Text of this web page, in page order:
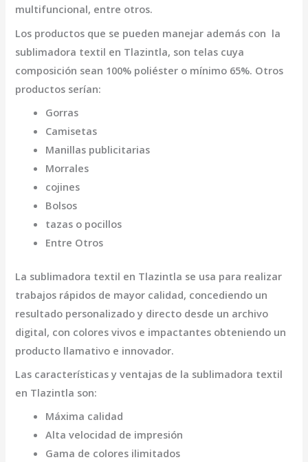
multifuncional, entre otros.
Los productos que se pueden manejar además con la
sublimadora textil en Tlazintla, son telas cuya
composición sean 100% poliéster o mínimo 65%. Otros
productos serían:
Gorras
Camisetas
Manillas publicitarias
Morrales
cojines
Bolsos
tazas o pocillos
Entre Otros
La sublimadora textil en Tlazintla se usa para realizar
trabajos rápidos de mayor calidad, concediendo un
resultado personalizado y directo desde un archivo
digital, con colores vivos e impactantes obteniendo un
producto llamativo e innovador.
Las características y ventajas de la sublimadora textil
en Tlazintla son:
Máxima calidad
Alta velocidad de impresión
Gama de colores ilimitados